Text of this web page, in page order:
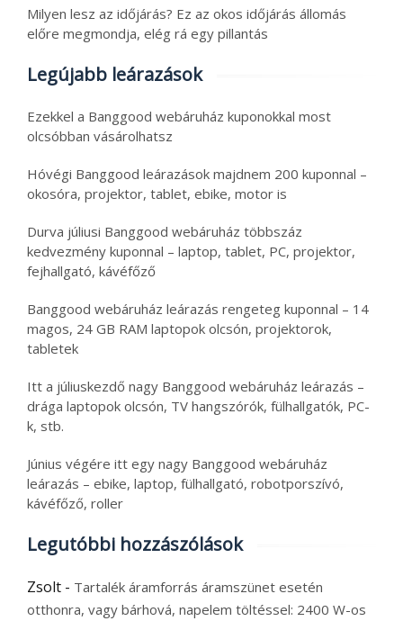
Milyen lesz az időjárás? Ez az okos időjárás állomás
előre megmondja, elég rá egy pillantás
Legújabb leárazások
Ezekkel a Banggood webáruház kuponokkal most
olcsóbban vásárolhatsz
Hóvégi Banggood leárazások majdnem 200 kuponnal –
okosóra, projektor, tablet, ebike, motor is
Durva júliusi Banggood webáruház többszáz
kedvezmény kuponnal – laptop, tablet, PC, projektor,
fejhallgató, kávéfőző
Banggood webáruház leárazás rengeteg kuponnal – 14
magos, 24 GB RAM laptopok olcsón, projektorok,
tabletek
Itt a júliuskezdő nagy Banggood webáruház leárazás –
drága laptopok olcsón, TV hangszórók, fülhallgatók, PC-
k, stb.
Június végére itt egy nagy Banggood webáruház
leárazás – ebike, laptop, fülhallgató, robotporszívó,
kávéfőző, roller
Legutóbbi hozzászólások
Zsolt - Tartalék áramforrás áramszünet esetén
otthonra, vagy bárhová, napelem töltéssel: 2400 W-os